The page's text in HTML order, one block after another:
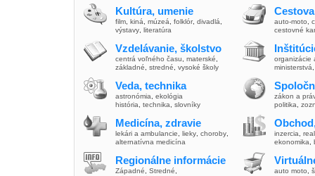
Kultúra, umenie
film kiná múzeá folklór, divadlá
výstavy literatúra
Vzdelávanie, školstvo
centrá voľného času materské
základné
stredné vysoké školy
Veda, technika
astronómia
ekológia
história
technika slovníky
Medicína, zdravie
lekári a ambulancie lieky choroby
alternatívna medicína
Regionálne informácie
Západné Stredné
auto-moto
cestovné
organizácie
ministerstvá
zákon a
politika
inzercia
ekonomika
auto moto